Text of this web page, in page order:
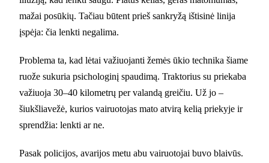
mažai posūkių. Tačiau būtent prieš sankryžą ištisinė linija
įspėja: čia lenkti negalima.
Problema ta, kad lėtai važiuojanti žemės ūkio technika šiame
ruože sukuria psichologinį spaudimą. Traktorius su priekaba
važiuoja 30–40 kilometrų per valandą greičiu. Už jo –
šiukšliavežė, kurios vairuotojas mato atvirą kelią priekyje ir
sprendžia: lenkti ar ne.
Pasak policijos, avarijos metu abu vairuotojai buvo blaivūs.